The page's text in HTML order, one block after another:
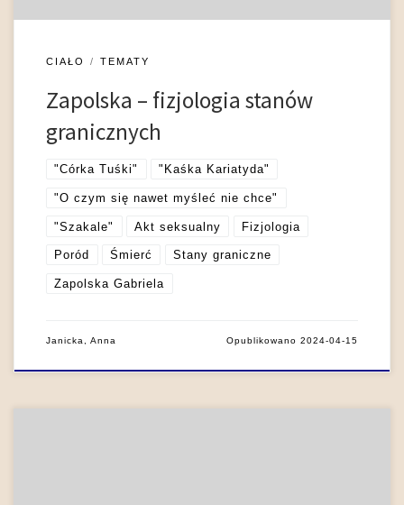
CIAŁO TEMATY
Zapolska – fizjologia stanów
granicznych
"Córka Tuśki" "Kaśka Kariatyda"
"O czym się nawet myśleć nie chce"
"Szakale" Akt seksualny Fizjologia
Poród Śmierć Stany graniczne
Zapolska Gabriela
Janicka, Anna Opublikowano2024-04-15